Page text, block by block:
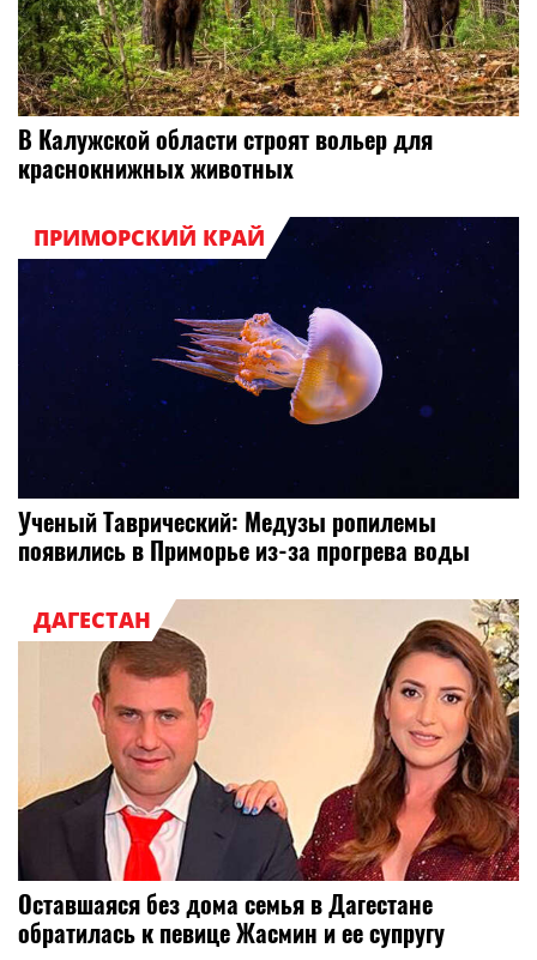
В Калужской области строят вольер для
краснокнижных животных
ПРИМОРСКИЙ КРАЙ
Ученый Таврический: Медузы ропилемы
появились в Приморье из-за прогрева воды
ДАГЕСТАН
Оставшаяся без дома семья в Дагестане
обратилась к певице Жасмин и ее супругу